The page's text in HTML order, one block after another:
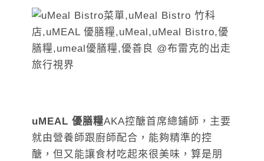
uMEAL 優膳糧AKA控醣首席總鋪師，主要
就由營養師跟廚師配合，能夠精準的控
醣，但又能讓食材吃起來很美味，算是朋